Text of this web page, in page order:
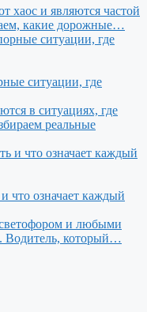
хаос и являются частой
какие дорожные…
ситуации, где
в ситуациях, где
реальные
что означает каждый
и любыми
Водитель, который…